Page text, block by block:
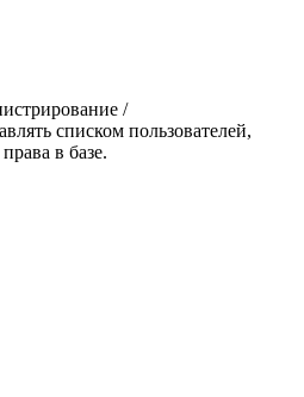
/
списком пользователей,
в базе.